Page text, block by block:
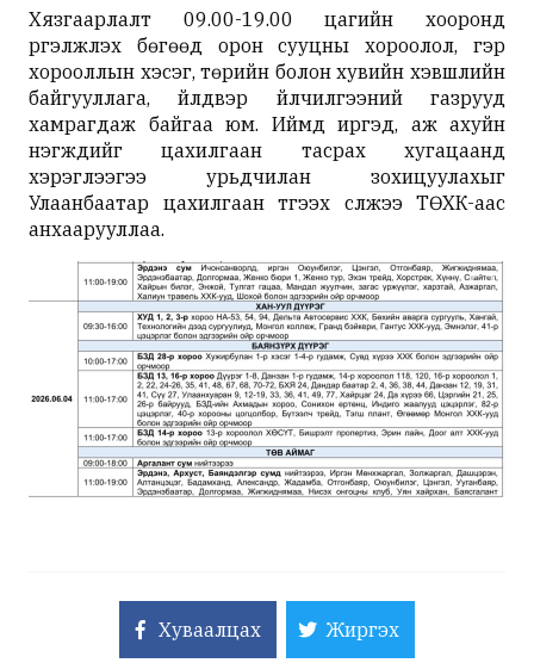
Хязгаарлалт 09.00-19.00 цагийн хооронд
үргэлжлэх бөгөөд орон сууцны хороолол, гэр
хорооллын хэсэг, төрийн болон хувийн хэвшлийн
байгууллага, үйлдвэр үйлчилгээний газрууд
хамрагдаж байгаа юм. Иймд иргэд, аж ахуйн
нэгжүүдийг цахилгаан тасрах хугацаанд
хэрэглээгээ урьдчилан зохицуулахыг
Улаанбаатар цахилгаан түгээх сүлжээ ТӨХК-аас
анхаарууллаа.
Хуваалцах Жиргэх